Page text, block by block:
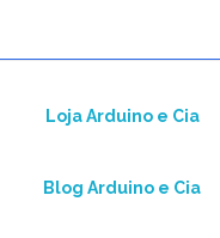
Loja Arduino e Cia
Blog Arduino e Cia